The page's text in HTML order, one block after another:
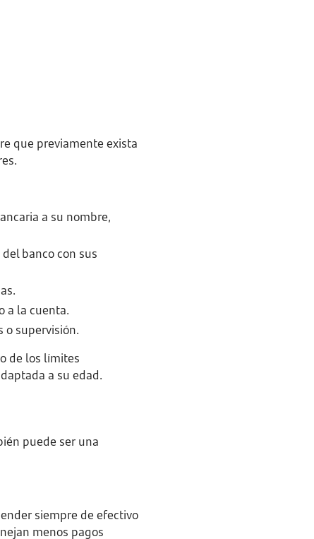
que previamente exista
a su nombre,
banco con sus
a la cuenta.
o supervisión.
de los límites
a su edad.
puede ser una
siempre de efectivo
menos pagos